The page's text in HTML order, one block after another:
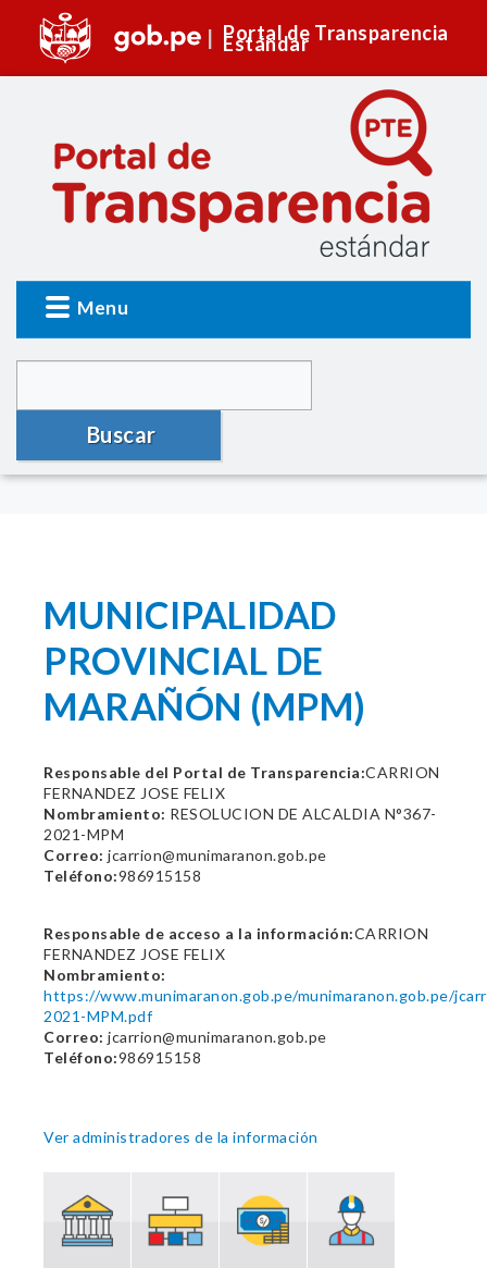
Portal de Transparencia
Estándar
Menu
Buscar
MUNICIPALIDAD
PROVINCIAL DE
MARAÑÓN (MPM)
Responsable del Portal de Transparencia:CARRION
FERNANDEZ JOSE FELIX
Nombramiento: RESOLUCION DE ALCALDIA N°367-
2021-MPM
Correo: jcarrion@munimaranon.gob.pe
Teléfono:986915158
Responsable de acceso a la información:CARRION
FERNANDEZ JOSE FELIX
Nombramiento:
https://www.munimaranon.gob.pe/munimaranon.gob.pe/
2021-MPM.pdf
Correo: jcarrion@munimaranon.gob.pe
Teléfono:986915158
Ver administradores de la información